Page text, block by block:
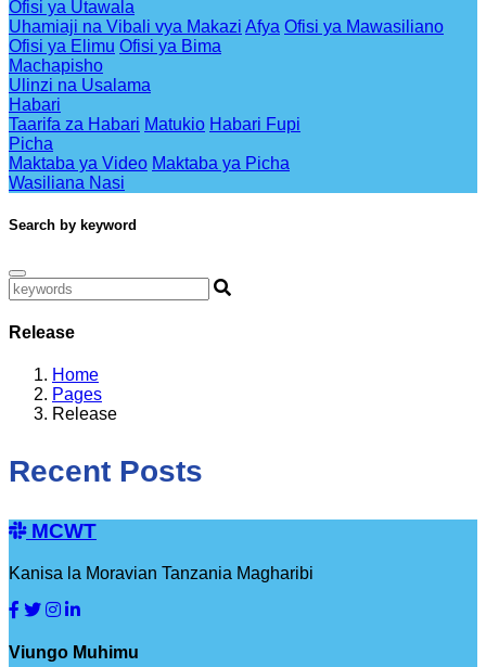
Ofisi ya Utawala
Uhamiaji na Vibali vya Makazi Afya Ofisi ya Mawasiliano
Ofisi ya Elimu Ofisi ya Bima
Machapisho
Ulinzi na Usalama
Habari
Taarifa za Habari Matukio Habari Fupi
Picha
Maktaba ya Video Maktaba ya Picha
Wasiliana Nasi
Search by keyword
Release
Home
Pages
Release
Recent Posts
MCWT
Kanisa la Moravian Tanzania Magharibi
Viungo Muhimu